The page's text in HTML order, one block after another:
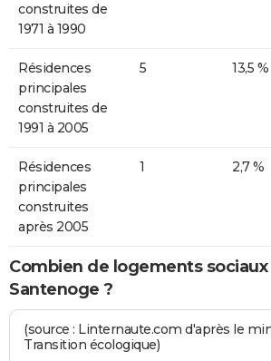
construites de
1971 à 1990
Résidences
principales
construites de
1991 à 2005
5 13,5 %
Résidences
principales
construites
après 2005
1 2,7 %
Combien de logements sociaux
Santenoge ?
(source : Linternaute.com d'après le
Transition écologique)